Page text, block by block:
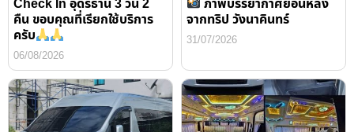
Check In อุดรธานี 3 วัน 2
คืน ขอบคุณที่เรียกใช้บริการ
ครับ
06/08/2026
ภาพบรรยากาศย้อนหลัง
จากทริป วังนาคินทร์
31/07/2026